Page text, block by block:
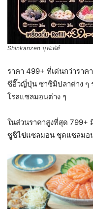
Shinkanzen บุฟเฟ่ต์
ราคา 499+ ที่เด่นกว่ารา
ซีอิ๊วญี่ปุ่น ซาซิมิปลาต่าง ๆ
โรลแซลมอนต่าง ๆ
ในส่วนราคาสูงที่สุด 799+
ซูชิไข่แซลมอน ชุดแซลมอ